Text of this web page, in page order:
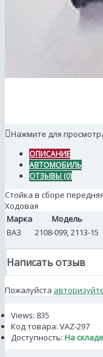
Нажмите для
ОПИСАНИЕ
АВТОМОБИЛЬ
ОТЗЫВЫ (0)
Стойка в сборе передняя
Ходовая
Марка
Модель
ВАЗ
2108-099, 2113-15
Написать отзыв
Пожалуйста
Views: 835
Код товара: VAZ-297
Доступность: На складе